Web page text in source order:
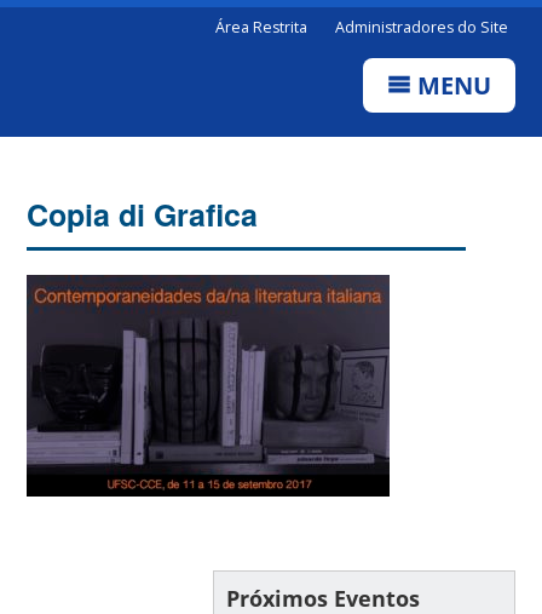
Área Restrita Administradores do Site
MENU
Copia di Grafica
Próximos Eventos